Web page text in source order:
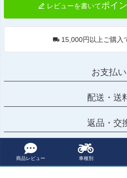
商品レビュー 車種別
レビューを書いてポイ
15,000円以上ご購入
お支払い
配送・送
返品・交
お問合せ先